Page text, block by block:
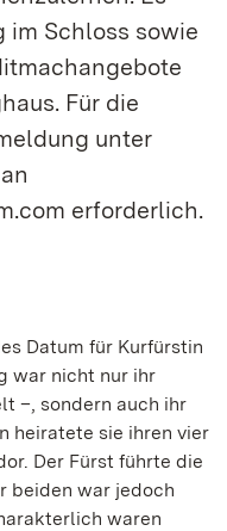
im Schloss sowie
Für die
unter
erforderlich.
Datum für Kurfürstin
war nicht nur ihr
–, sondern auch ihr
heiratete sie ihren vier
Der Fürst führte die
beiden war jedoch
waren